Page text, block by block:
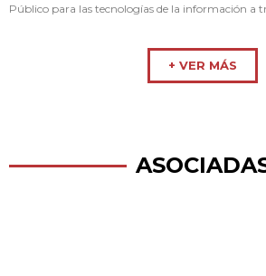
Público para las tecnologías de la información a
+ VER MÁS